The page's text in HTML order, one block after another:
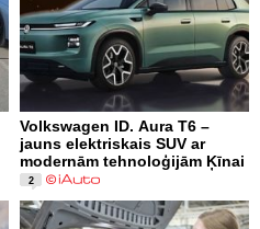
Volkswagen ID. Aura T6 –
jauns elektriskais SUV ar
modernām tehnoloģijām Ķīnai
2